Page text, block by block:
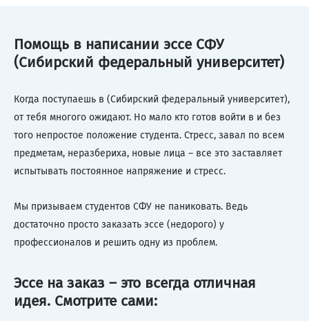
Помощь в написании эссе СФУ
(Сибирский федеральный университет)
Когда поступаешь в (Сибирский федеральный университет),
от тебя многого ожидают. Но мало кто готов войти в и без
того непростое положение студента. Стресс, завал по всем
предметам, неразбериха, новые лица – все это заставляет
испытывать постоянное напряжение и стресс.
Мы призываем студентов СФУ не паниковать. Ведь
достаточно просто заказать эссе (недорого) у
профессионалов и решить одну из проблем.
Эссе на заказ – это всегда отличная
идея. Смотрите сами: